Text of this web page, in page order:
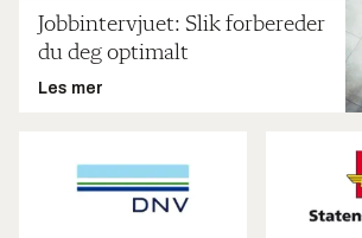
Jobbintervjuet: Slik forbereder
du deg optimalt
Les mer